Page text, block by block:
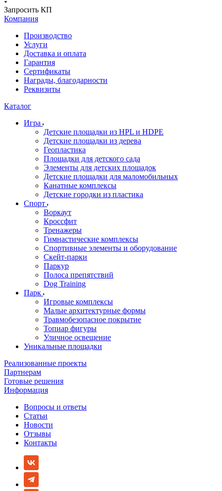
Запросить КП
Компания
Производство
Услуги
Доставка и оплата
Гарантия
Сертификаты
Награды, благодарности
Реквизиты
Каталог
Игра
Детские площадки из HPL и HDPE
Детские площадки из дерева
Геопластика
Площадки для детского сада
Элементы для детских площадок
Детские площадки для маломобильных
Канатные комплексы
Детские городки из пластика
Спорт
Воркаут
Кроссфит
Тренажеры
Гимнастические комплексы
Спортивные элементы и оборудование
Скейт-парки
Паркур
Полоса препятствий
Dog Training
Парк
Игровые комплексы
Малые архитектурные формы
Травмобезопасное покрытие
Топиар фигуры
Уличное освещение
Уникальные площадки
Реализованные проекты
Партнерам
Готовые решения
Информация
Вопросы и ответы
Статьи
Новости
Отзывы
Контакты